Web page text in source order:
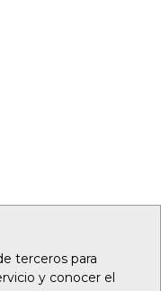
terceros para
y conocer el